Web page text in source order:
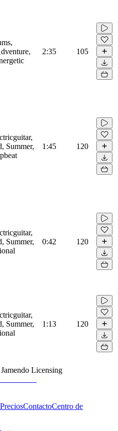
2:35 105
Summer,
1:45 120
Summer,
0:42 120
Summer,
1:13 120
Jamendo Licensing
PreciosContactoCentro de